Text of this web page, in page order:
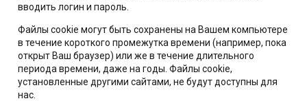
вводить логин и пароль.
Файлы cookie могут быть сохранены на Вашем компьютере
в течение короткого промежутка времени (например, пока
открыт Ваш браузер) или же в течение длительного
периода времени, даже на годы. Файлы cookie,
установленные другими сайтами, не будут доступны для
нас.